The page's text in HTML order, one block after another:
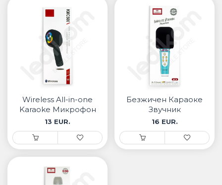
Wireless All-in-one
Karaoke Микрофон
13 EUR.
Безжичен Караоке
Звучник
16 EUR.
PLAYSTATION
ПРОЕКТОРИ